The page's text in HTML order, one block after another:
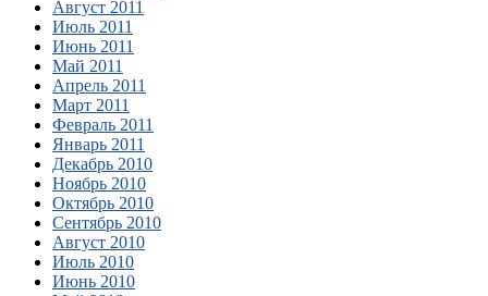
Август 2011
Июль 2011
Июнь 2011
Май 2011
Апрель 2011
Март 2011
Февраль 2011
Январь 2011
Декабрь 2010
Ноябрь 2010
Октябрь 2010
Сентябрь 2010
Август 2010
Июль 2010
Июнь 2010